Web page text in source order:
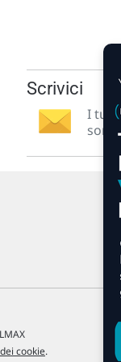
Scrivici
I
cookie.